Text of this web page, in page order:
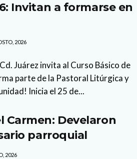
Invitan a formarse en
2026
Juárez invita al Curso Básico de
parte de la Pastoral Litúrgica y
Inicia el 25 de...
Carmen: Develaron
parroquial
2026